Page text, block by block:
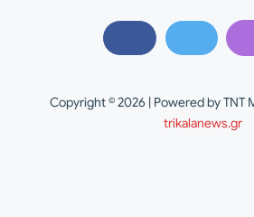
Copyright © 2026 | Powered by TNT
trikalanews.gr